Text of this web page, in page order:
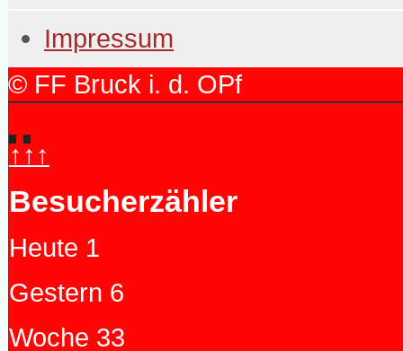
Impressum
© FF Bruck i. d. OPf
↑↑↑
Besucherzähler
Heute 1
Gestern 6
Woche 33